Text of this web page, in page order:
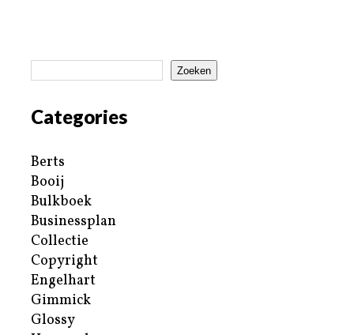
Zoeken
Categories
Berts
Booij
Bulkboek
Businessplan
Collectie
Copyright
Engelhart
Gimmick
Glossy